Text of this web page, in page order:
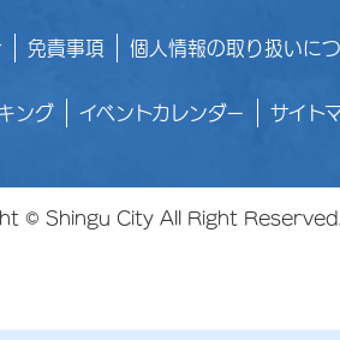
免責事項 個人情報の取り扱いに
ング イベントカレンダー サイト
© Shingu City All Right Reserved.